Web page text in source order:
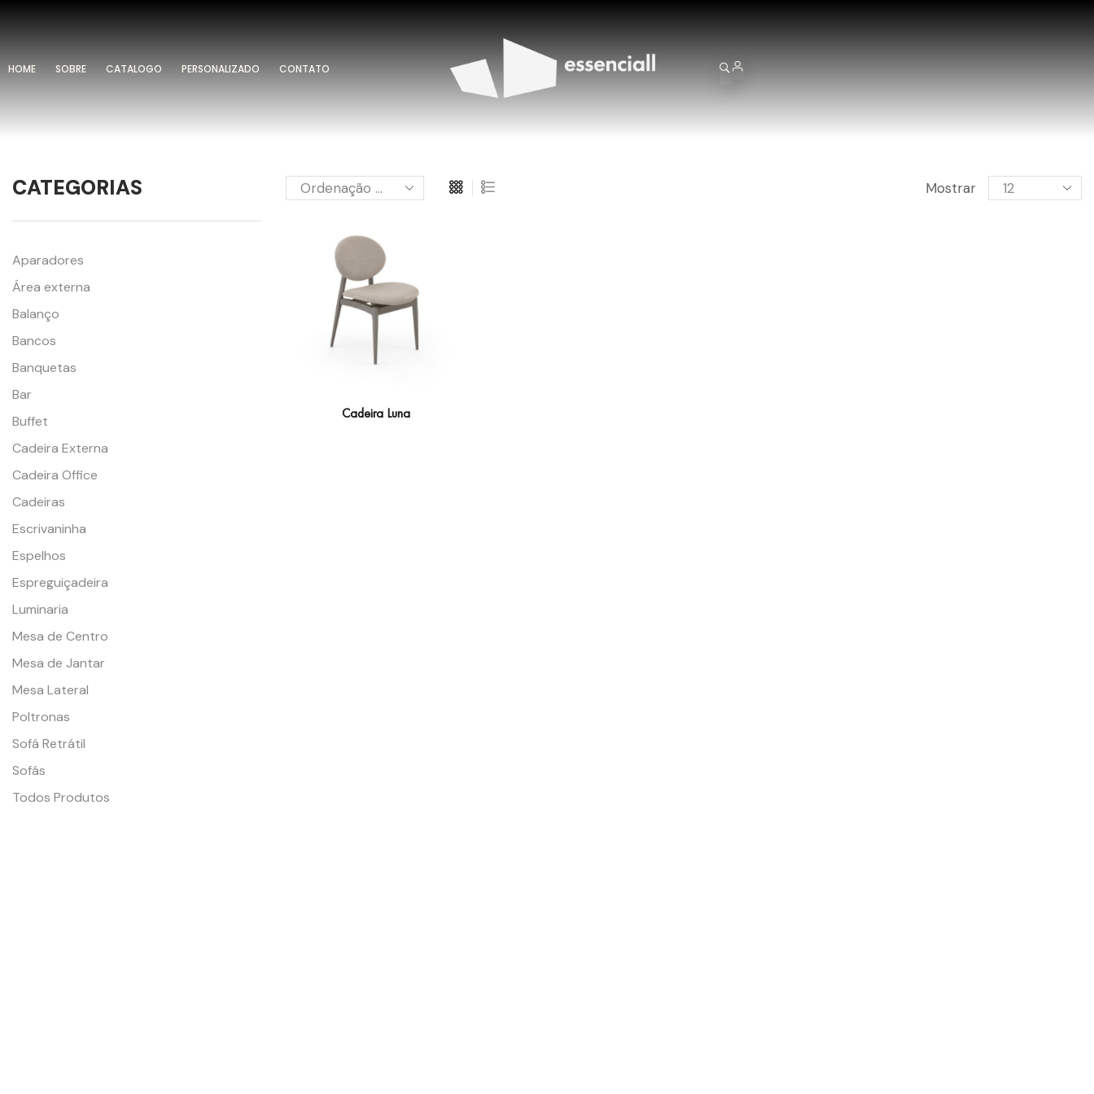
HOME SOBRE CATALOGO PERSONALIZADO CONTATO
Mostrar
Cadeira Luna
CATEGORIAS
Aparadores
Área externa
Balanço
Bancos
Banquetas
Bar
Buffet
Cadeira Externa
Cadeira Office
Cadeiras
Escrivaninha
Espelhos
Espreguiçadeira
Luminaria
Mesa de Centro
Mesa de Jantar
Mesa Lateral
Poltronas
Sofá Retrátil
Sofás
Todos Produtos